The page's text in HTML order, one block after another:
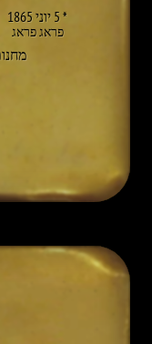
* 5 יוני 1865
פראג פראג